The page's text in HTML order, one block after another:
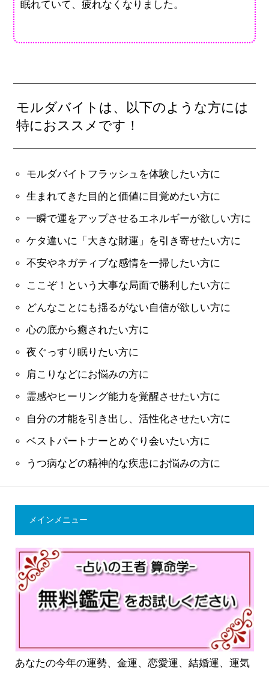
眠れていて、疲れなくなりました。
モルダバイトは、以下のような方には
特におススメです！
モルダバイトフラッシュを体験したい方に
生まれてきた目的と価値に目覚めたい方に
一瞬で運をアップさせるエネルギーが欲しい方に
ケタ違いに「大きな財運」を引き寄せたい方に
不安やネガティブな感情を一掃したい方に
ここぞ！という大事な局面で勝利したい方に
どんなことにも揺るがない自信が欲しい方に
心の底から癒されたい方に
夜ぐっすり眠りたい方に
肩こりなどにお悩みの方に
霊感やヒーリング能力を覚醒させたい方に
自分の才能を引き出し、活性化させたい方に
ベストパートナーとめぐり会いたい方に
うつ病などの精神的な疾患にお悩みの方に
メインメニュー
あなたの今年の運勢、金運、恋愛運、結婚運、運気